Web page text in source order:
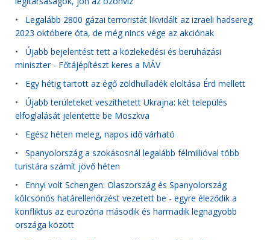
• Legalább 2800 gázai terroristát likvidált az izraeli hadsereg
2023 októbere óta, de még nincs vége az akciónak
• Újabb bejelentést tett a közlekedési és beruházási
miniszter - Főtájépítészt keres a MÁV
• Egy hétig tartott az égő zöldhulladék eloltása Érd mellett
• Újabb területeket veszíthetett Ukrajna: két település
elfoglalását jelentette be Moszkva
• Egész héten meleg, napos idő várható
• Spanyolország a szokásosnál legalább félmillióval több
turistára számít jövő héten
• Ennyi volt Schengen: Olaszország és Spanyolország
kölcsönös határellenőrzést vezetett be - egyre éleződik a
konfliktus az eurozóna második és harmadik legnagyobb
országa között